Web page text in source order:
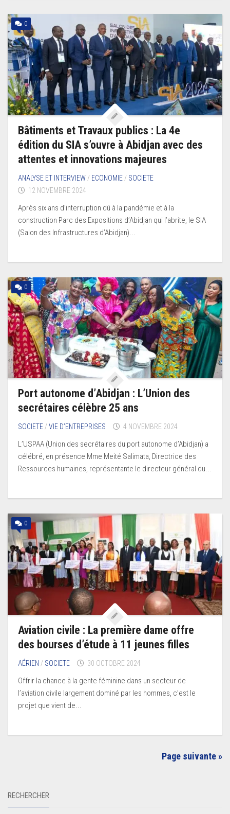
0
Bâtiments et Travaux publics : La 4e
édition du SIA s’ouvre à Abidjan avec des
attentes et innovations majeures
ANALYSE ET INTERVIEW / ECONOMIE / SOCIETE
12 NOVEMBRE 2024
Après six ans d’interruption dû à la pandémie et à la
construction Parc des Expositions d’Abidjan qui l’abrite, le SIA
(Salon des Infrastructures d’Abidjan)...
0
Port autonome d’Abidjan : L’Union des
secrétaires célèbre 25 ans
SOCIETE/VIE D’ENTREPRISES 4 NOVEMBRE 2024
L’USPAA (Union des secrétaires du port autonome d’Abidjan) a
célébré, en présence Mme Meité Salimata, Directrice des
Ressources humaines, représentante le directeur général du...
0
Aviation civile : La première dame offre
des bourses d’étude à 11 jeunes filles
AÉRIEN / SOCIETE 30 OCTOBRE 2024
Offrir la chance à la gente féminine dans un secteur de
l’aviation civile largement dominé par les hommes, c’est le
projet que vient de...
Page suivante »
RECHERCHER